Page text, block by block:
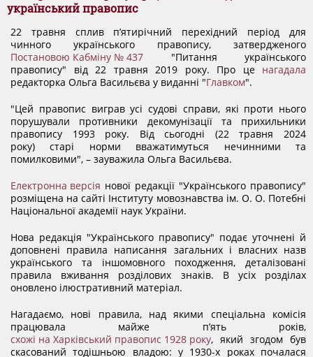
ДОКУМЕНТИ
КАНДИДАТИ ДО КСУ
НОРМАТИВНІ ДОКУМЕНТИ
МІЖНАРОДНІ СТАНДАРТИ
СОЦІОЛОГІЧНІ ОПИТУВАННЯ
СИСТЕМА ОЦІНЮВАННЯ
КОНФЛІКТ ІНТЕРЕСІВ
український правопис
22 травня сплив пʼятирічний перехідний період для
чинного українського правопису, затвердженого
Постановою Кабміну № 437 "Питання українського
правопису" від 22 травня 2019 року. Про це нагадала
редакторка Ольга Васильєва у виданні "Главком".
"Цей правопис виграв усі судові справи, які проти нього
порушували противники декомунізації та прихильники
правопису 1993 року. Від сьогодні (22 травня 2024
року) старі норми вважатимуться нечинними та
помилковими", – зауважила Ольга Васильєва.
Електронна версія нової редакції "Українського правопису"
розміщена на сайті Інституту мовознавства ім. О. О. Потебні
Національної академії наук України.
Нова редакція "Українського правопису" подає уточнені й
доповнені правила написання загальних і власних назв
українського та іншомовного походження, деталізовані
правила вживання розділових знаків. В усіх розділах
оновлено ілюстративний матеріал.
Нагадаємо, нові правила, над якими спеціальна комісія
працювала майже п’ять років,
схожі на Харківський правопис 1928 року, який згодом був
скасований тодішньою владою: у 1930-х роках почалася